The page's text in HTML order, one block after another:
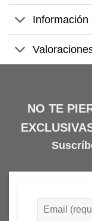
Información
NO TE